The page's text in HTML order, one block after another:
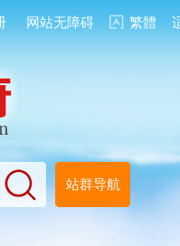
网站无障碍 繁體
站群导航